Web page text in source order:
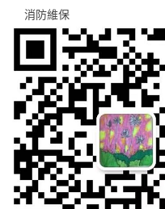
消防維保